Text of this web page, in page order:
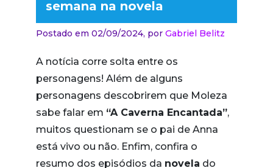
semana na novela
Postado em 02/09/2024, por Gabriel Belitz
A notícia corre solta entre os
personagens! Além de alguns
personagens descobrirem que Moleza
sabe falar em “A Caverna Encantada”,
muitos questionam se o pai de Anna
está vivo ou não. Enfim, confira o
resumo dos episódios da novela do